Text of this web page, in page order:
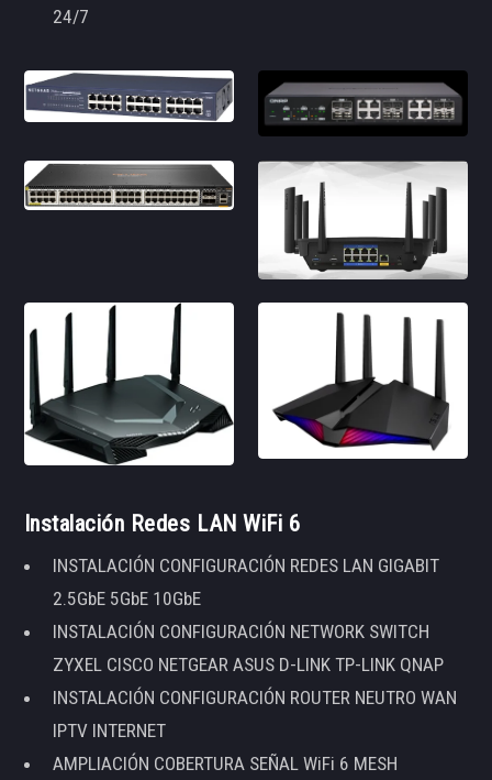
24/7
Instalación Redes LAN WiFi 6
INSTALACIÓN CONFIGURACIÓN REDES LAN GIGABIT
2.5GbE 5GbE 10GbE
INSTALACIÓN CONFIGURACIÓN NETWORK SWITCH
ZYXEL CISCO NETGEAR ASUS D-LINK TP-LINK QNAP
INSTALACIÓN CONFIGURACIÓN ROUTER NEUTRO WAN
IPTV INTERNET
AMPLIACIÓN COBERTURA SEÑAL WiFi 6 MESH